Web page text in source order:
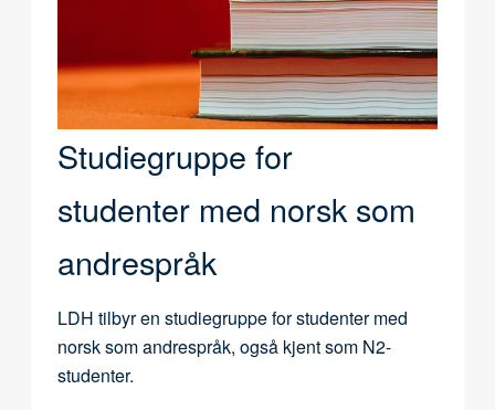
Studiegruppe for
studenter med norsk som
andrespråk
LDH tilbyr en studiegruppe for studenter med
norsk som andrespråk, også kjent som N2-
studenter.